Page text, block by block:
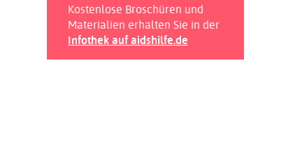
Kostenlose Broschüren und
Materialien erhalten Sie in der
Infothek auf aidshilfe.de